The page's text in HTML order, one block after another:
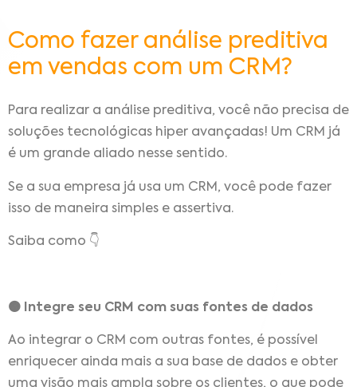
Como fazer análise preditiva
em vendas com um CRM?
Para realizar a análise preditiva, você não precisa de
soluções tecnológicas hiper avançadas! Um CRM já
é um grande aliado nesse sentido.
Se a sua empresa já usa um CRM, você pode fazer
isso de maneira simples e assertiva.
Saiba como 👇
🟠 Integre seu CRM com suas fontes de dados
Ao integrar o CRM com outras fontes, é possível
enriquecer ainda mais a sua base de dados e obter
uma visão mais ampla sobre os clientes, o que pode